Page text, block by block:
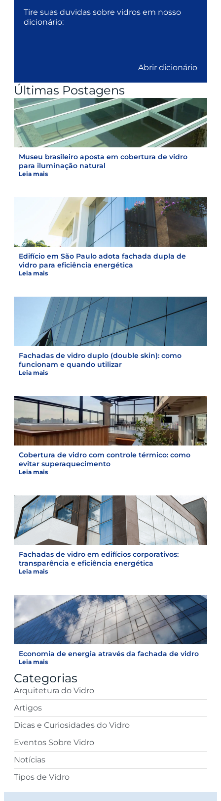
Tire suas duvidas sobre vidros em nosso
dicionário:
Abrir dicionário
Últimas Postagens
Museu brasileiro aposta em cobertura de vidro
para iluminação natural
Leia mais
Edifício em São Paulo adota fachada dupla de
vidro para eficiência energética
Leia mais
Fachadas de vidro duplo (double skin): como
funcionam e quando utilizar
Leia mais
Cobertura de vidro com controle térmico: como
evitar superaquecimento
Leia mais
Fachadas de vidro em edifícios corporativos:
transparência e eficiência energética
Leia mais
Economia de energia através da fachada de vidro
Leia mais
Categorias
Arquitetura do Vidro
Artigos
Dicas e Curiosidades do Vidro
Eventos Sobre Vidro
Notícias
Tipos de Vidro